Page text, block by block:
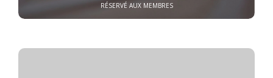
RÉSERVÉ AUX MEMBRES